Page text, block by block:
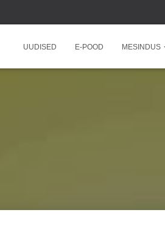
UUDISED E-POOD MESINDUS